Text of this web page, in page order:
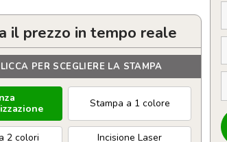
il prezzo in tempo reale
PER SCEGLIERE LA STAMPA
Stampa a 1 colore
2 colori Incisione Laser